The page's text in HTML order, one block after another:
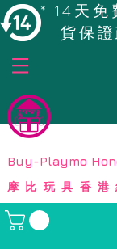
* 14天免
貨保
Buy-Playmo
摩比玩具香港